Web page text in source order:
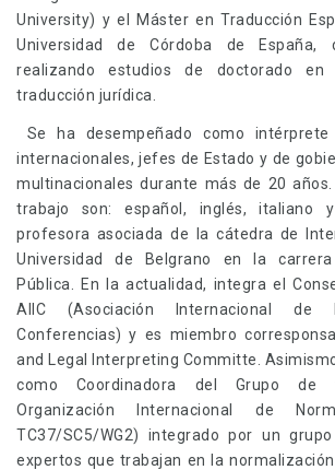
University) y el Máster en Traducción
Universidad de Córdoba de España,
realizando estudios de doctorado
traducción jurídica.
Se ha desempeñado como
internacionales, jefes de Estado y de
multinacionales durante más de 20
trabajo son: español, inglés, italiano
profesora asociada de la cátedra de
Universidad de Belgrano en la
Pública. En la actualidad, integra el
AIIC (Asociación Internacional de
Conferencias) y es miembro
and Legal Interpreting Committe.
como Coordinadora del Grupo
Organización Internacional de
TC37/SC5/WG2) integrado por un
expertos que trabajan en la